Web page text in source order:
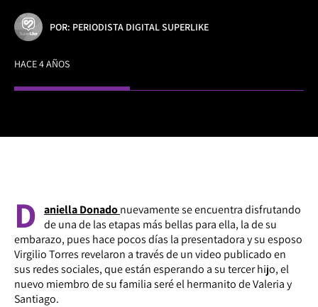
POR: PERIODISTA DIGITAL SUPERLIKE
HACE 4 AÑOS
D aniella Donadonuevamente se encuentra disfrutando
de una de las etapas más bellas para ella, la de su
embarazo, pues hace pocos días la presentadora y su esposo
Virgilio Torres revelaron a través de un video publicado en
sus redes sociales, que están esperando a su tercer hijo, el
nuevo miembro de su familia seré el hermanito de Valeria y
Santiago.